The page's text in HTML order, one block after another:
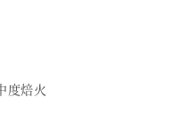
度焙火